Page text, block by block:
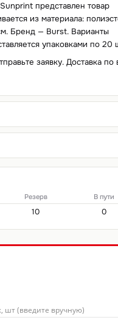
представлен товар
из материала:
Бренд — Burst. Варианты
упаковками по 20
заявку. Доставка по
Резерв В пути
10 0
шт (введите вручную)